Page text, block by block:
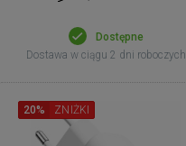
Dostępne
Dostawa w ciągu 2 dni roboczych
20% ZNIŻKI